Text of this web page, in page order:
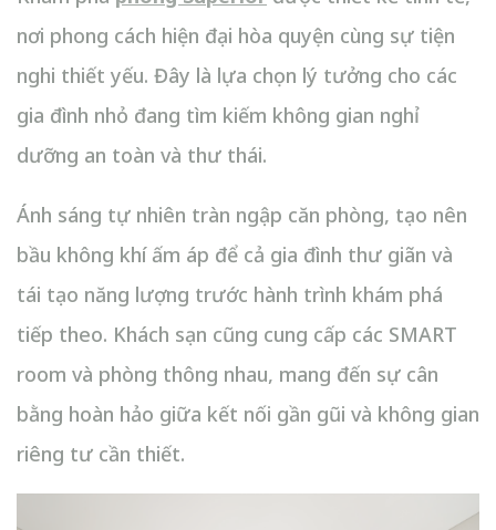
nơi phong cách hiện đại hòa quyện cùng sự tiện
nghi thiết yếu. Đây là lựa chọn lý tưởng cho các
gia đình nhỏ đang tìm kiếm không gian nghỉ
dưỡng an toàn và thư thái.
Ánh sáng tự nhiên tràn ngập căn phòng, tạo nên
bầu không khí ấm áp để cả gia đình thư giãn và
tái tạo năng lượng trước hành trình khám phá
tiếp theo. Khách sạn cũng cung cấp các SMART
room và phòng thông nhau, mang đến sự cân
bằng hoàn hảo giữa kết nối gần gũi và không gian
riêng tư cần thiết.